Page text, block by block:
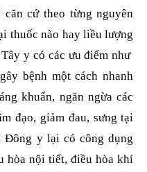
cứ theo từng nguyên
thuốc nào hay liều lượng
y có các ưu điểm như
bệnh một cách nhanh
khuẩn, ngăn ngừa các
đạo, giảm đau, sưng tại
Đông y lại có công dụng
hòa nội tiết, điều hòa khí